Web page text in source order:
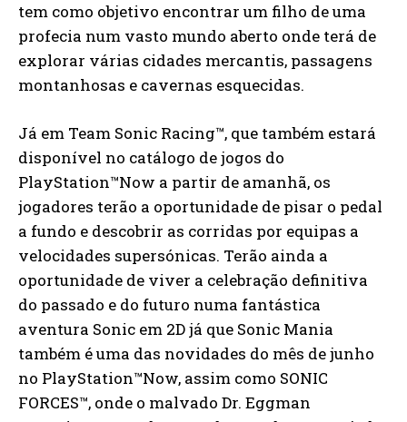
tem como objetivo encontrar um filho de uma
profecia num vasto mundo aberto onde terá de
explorar várias cidades mercantis, passagens
montanhosas e cavernas esquecidas.
Já em Team Sonic Racing™, que também estará
disponível no catálogo de jogos do
PlayStation™Now a partir de amanhã, os
jogadores terão a oportunidade de pisar o pedal
a fundo e descobrir as corridas por equipas a
velocidades supersónicas. Terão ainda a
oportunidade de viver a celebração definitiva
do passado e do futuro numa fantástica
aventura Sonic em 2D já que Sonic Mania
também é uma das novidades do mês de junho
no PlayStation™Now, assim como SONIC
FORCES™, onde o malvado Dr. Eggman